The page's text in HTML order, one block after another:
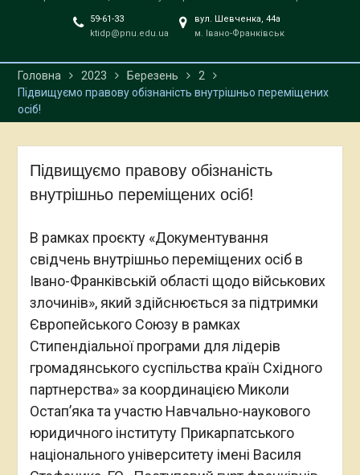
59-61-33
ktidp@pnu.edu.ua
вул. Шевченка, 44а
м. Івано-Франківськ
Головна 2023 Березень
2
Підвищуємо правову обізнаність внутрішньо переміщених
осіб!
Підвищуємо правову обізнаність
внутрішньо переміщених осіб!
В рамках проєкту «Документування
свідчень внутрішньо переміщених осіб в
Івано-Франківській області щодо військових
злочинів», який здійснюється за підтримки
Європейського Союзу в рамках
Стипендіальної програми для лідерів
громадянського суспільства країн Східного
партнерства» за координацією Миколи
Остап’яка та участю Навчально-наукового
юридичного інституту Прикарпатського
національного університету імені Василя